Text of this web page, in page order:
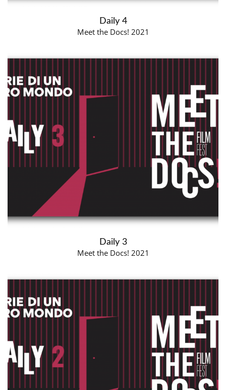
Daily 4
Meet the Docs! 2021
Daily 3
Meet the Docs! 2021